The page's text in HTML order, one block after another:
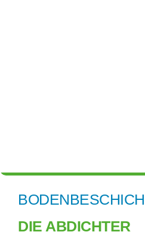
DIE ABDICHTER